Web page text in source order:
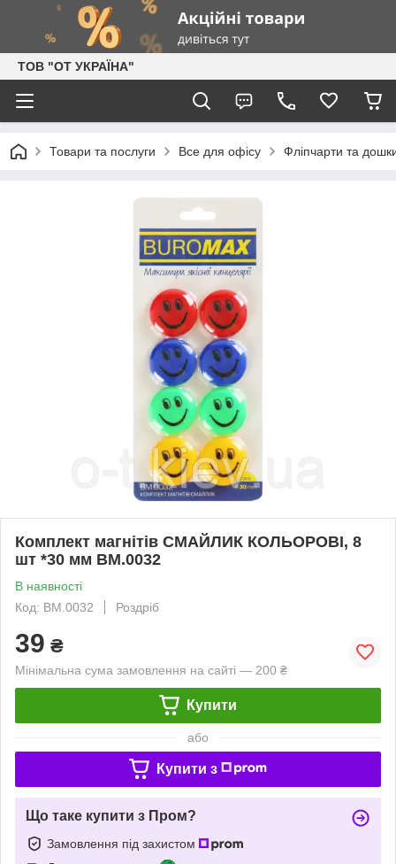
ТОВ "ОТ УКРАЇНА"
Товари та послуги Все для офісу Фліпчарти та дошки
Комплект магнітів СМАЙЛИК КОЛЬОРОВІ, 8
шт *30 мм BM.0032
В наявності
Код: BM.0032
Роздріб
39 ₴
Мінімальна сума замовлення на сайті — 200 ₴
Купити
або
Купити з
Що таке купити з Пром?
Замовлення під захистом